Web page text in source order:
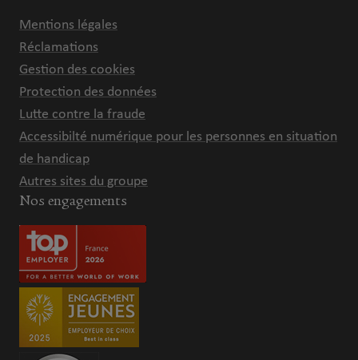
Mentions légales
Réclamations
Gestion des cookies
Protection des données
Lutte contre la fraude
Accessibilté numérique pour les personnes en situation
de handicap
Autres sites du groupe
Nos engagements